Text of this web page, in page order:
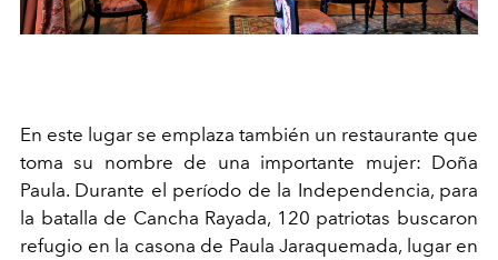
En este lugar se emplaza también un restaurante que
toma su nombre de una importante mujer: Doña
Paula. Durante el período de la Independencia, para
la batalla de Cancha Rayada, 120 patriotas buscaron
refugio en la casona de Paula Jaraquemada, lugar en